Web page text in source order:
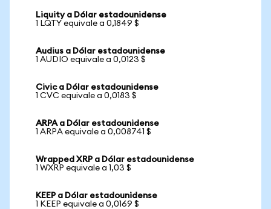
Liquity a Dólar estadounidense
1 LQTY equivale a 0,1849 $
Audius a Dólar estadounidense
1 AUDIO equivale a 0,0123 $
Civic a Dólar estadounidense
1 CVC equivale a 0,0183 $
ARPA a Dólar estadounidense
1 ARPA equivale a 0,008741 $
Wrapped XRP a Dólar estadounidense
1 WXRP equivale a 1,03 $
KEEP a Dólar estadounidense
1 KEEP equivale a 0,0169 $